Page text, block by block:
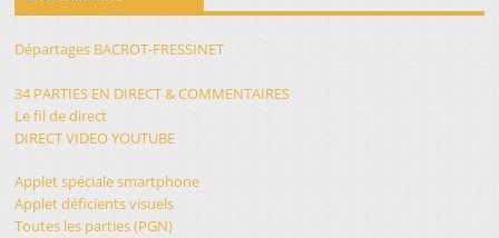
Départages BACROT-FRESSINET
34 PARTIES EN DIRECT & COMMENTAIRES
Le fil de direct
DIRECT VIDEO YOUTUBE
Applet spéciale smartphone
Applet déficients visuels
Toutes les parties (PGN)